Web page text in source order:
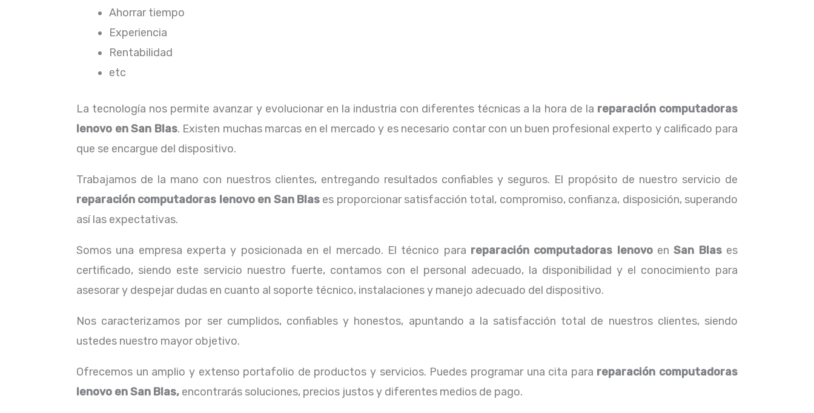
Ahorrar tiempo
Experiencia
Rentabilidad
etc
La tecnología nos permite avanzar y evolucionar en la industria con diferentes técnicas a la hora de la reparación computadoras
lenovo en San Blas. Existen muchas marcas en el mercado y es necesario contar con un buen profesional experto y calificado para
que se encargue del dispositivo.
Trabajamos de la mano con nuestros clientes, entregando resultados confiables y seguros. El propósito de nuestro servicio de
reparación computadoras lenovo en San Blases proporcionar satisfacción total, compromiso, confianza, disposición, superando
así las expectativas.
Somos una empresa experta y posicionada en el mercado. El técnico para reparación computadoras lenovo enSan Blases
certificado, siendo este servicio nuestro fuerte, contamos con el personal adecuado, la disponibilidad y el conocimiento para
asesorar y despejar dudas en cuanto al soporte técnico, instalaciones y manejo adecuado del dispositivo.
Nos caracterizamos por ser cumplidos, confiables y honestos, apuntando a la satisfacción total de nuestros clientes, siendo
ustedes nuestro mayor objetivo.
Ofrecemos un amplio y extenso portafolio de productos y servicios. Puedes programar una cita para reparación computadoras
lenovo en San Blas, encontrarás soluciones, precios justos y diferentes medios de pago.